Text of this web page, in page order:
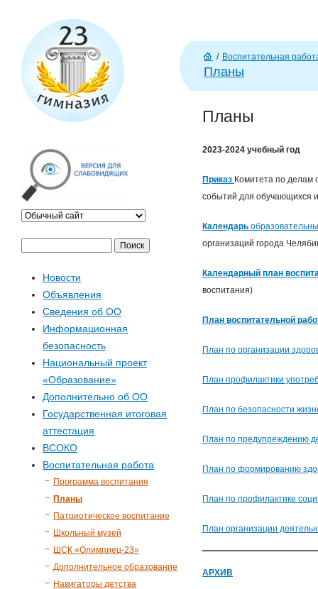
Г
л
н
я
/ Воспитательная
Планы
Планы
2023-2024 учебный год
Приказ Комитета по делам
событий для обучающихся
Календарь
организаций города
Календарный план
воспитания)
План воспитательной
План по организации
План профилактики
План по безопасности
План по предупреждению
План по формированию
План по профилактике
План организации
АРХИВ
Ф
Новости
Объявления
Сведения об ОО
Информационная
безопасность
Национальный проект
«Образование»
Дополнительно об ОО
Государственная итоговая
аттестация
ВСОКО
Воспитательная работа
Программа воспитания
Планы
Патриотическое воспитание
Школьный музей
ШСК «Олимпиец-23»
Дополнительное образование
Навигаторы детства